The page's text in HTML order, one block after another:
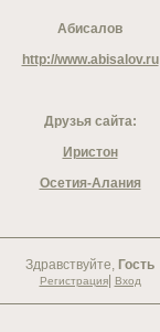
Абисалов
http://www.abisalov.ru
Друзья сайта:
Иристон
Осетия-Алания
Здравствуйте, Гость
Регистрация| Вход